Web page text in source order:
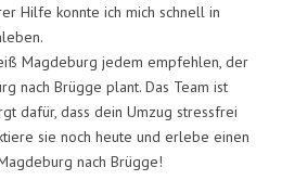
Hilfe konnte ich mich schnell in
Magdeburg jedem empfehlen, der
nach Brügge plant. Das Team ist
dafür, dass dein Umzug stressfrei
sie noch heute und erlebe einen
nach Brügge!